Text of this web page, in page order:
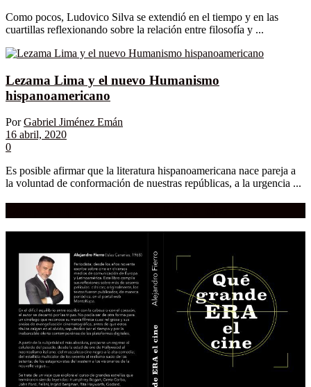
Como pocos, Ludovico Silva se extendió en el tiempo y en las
cuartillas reflexionando sobre la relación entre filosofía y ...
Lezama Lima y el nuevo Humanismo
hispanoamericano
Por Gabriel Jiménez Emán
16 abril, 2020
0
Es posible afirmar que la literatura hispanoamericana nace pareja a
la voluntad de conformación de nuestras repúblicas, a la urgencia ...